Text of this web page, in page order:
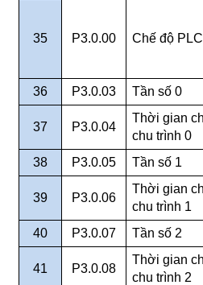
35 P3.0.00 Chế độ PLC
36
P3.0.03 Tần số 0
37 P3.0.04
Thời gian
chu trình 0
38 P3.0.05 Tần số 1
39 P3.0.06
Thời gian
chu trình 1
40 P3.0.07 Tần số 2
41 P3.0.08
Thời gian
chu trình 2